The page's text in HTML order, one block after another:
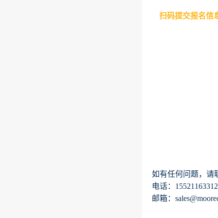
扫码提交报名信
如有任何问题，请
电话： 15521163312
邮箱：